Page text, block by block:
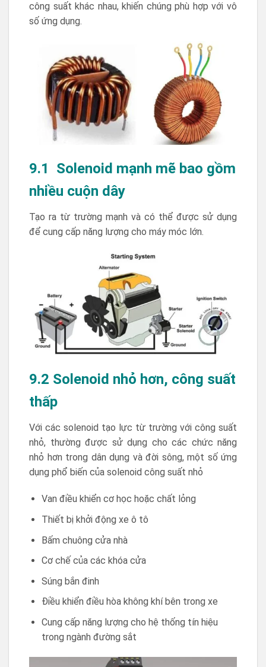
công suất khác nhau, khiến chúng phù hợp với vô
số ứng dụng.
9.1 Solenoid mạnh mẽ bao gồm
nhiều cuộn dây
Tạo ra từ trường mạnh và có thể được sử dụng
để cung cấp năng lượng cho máy móc lớn.
9.2 Solenoid nhỏ hơn, công suất
thấp
Với các solenoid tạo lực từ trường với công suất
nhỏ, thường được sử dụng cho các chức năng
nhỏ hơn trong dân dụng và đời sông, một số ứng
dụng phổ biến của solenoid công suất nhỏ
Van điều khiển cơ học hoặc chất lỏng
Thiết bị khởi động xe ô tô
Bấm chuông cửa nhà
Cơ chế của các khóa cửa
Súng bắn đinh
Điều khiển điều hòa không khí bên trong xe
Cung cấp năng lượng cho hệ thống tín hiệu
trong ngành đường sắt